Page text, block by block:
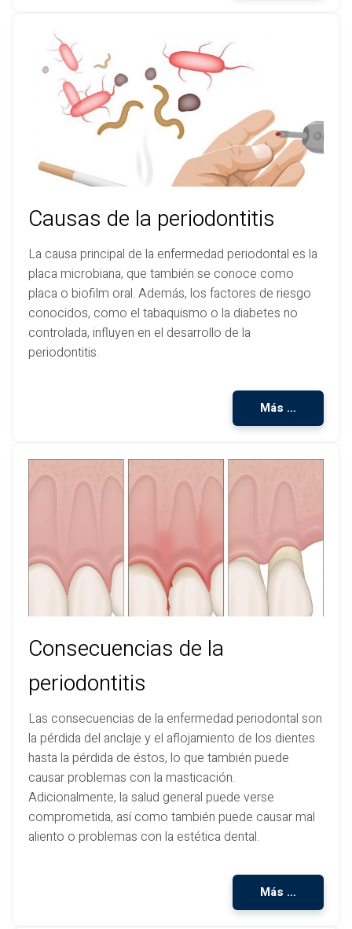
Causas de la periodontitis
La causa principal de la enfermedad periodontal es la
placa microbiana, que también se conoce como
placa o biofilm oral. Además, los factores de riesgo
conocidos, como el tabaquismo o la diabetes no
controlada, influyen en el desarrollo de la
periodontitis.
Más …
Consecuencias de la
periodontitis
Las consecuencias de la enfermedad periodontal son
la pérdida del anclaje y el aflojamiento de los dientes
hasta la pérdida de éstos, lo que también puede
causar problemas con la masticación.
Adicionalmente, la salud general puede verse
comprometida, así como también puede causar mal
aliento o problemas con la estética dental.
Más …